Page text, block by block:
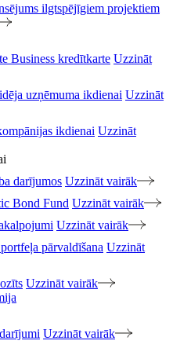
ilgtspējīgiem projektiem
Business kredītkarte Uzzināt
uzņēmuma ikdienai Uzzināt
ikdienai Uzzināt
darījumos Uzzināt vairāk
Bond Fund Uzzināt vairāk
Uzzināt vairāk
pārvaldīšana Uzzināt
Uzzināt vairāk
Uzzināt vairāk